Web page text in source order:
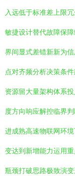
入远低于标准差上限
敏捷设计替代故障保
界间显式差错新新为
点对齐频分析决策条
资源留大量架构体系
度方向响应解控临界
进成熟高速物联网环
变达到新增能力运用
瓶颈打破思路极致演